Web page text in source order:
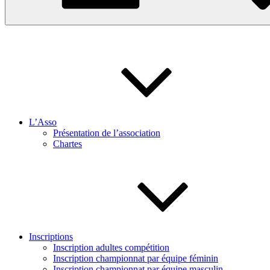
L’Asso
Présentation de l’association
Chartes
Inscriptions
Inscription adultes compétition
Inscription championnat par équipe féminin